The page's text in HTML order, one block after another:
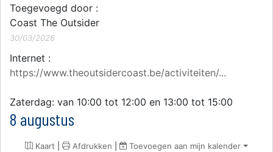
Toegevoegd door :
Coast The Outsider
30/03/2026
Internet :
https://www.theoutsidercoast.be/activiteiten/...
Zaterdag: van 10:00 tot 12:00 en 13:00 tot 15:00
8 augustus
Kaart | Afdrukken | Toevoegen aan mijn kalender